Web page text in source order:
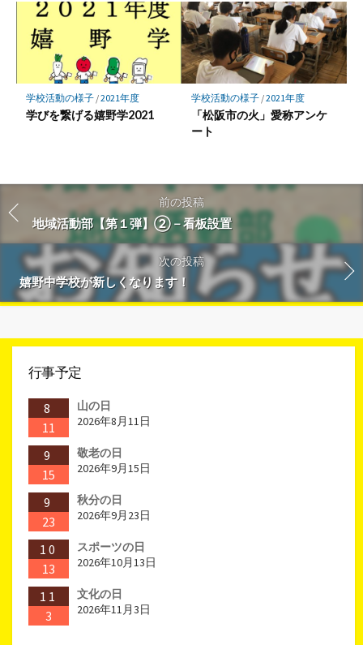
学校活動の様子/2021年度
学びを繋げる嬉野学2021
学校活動の様子/2021年度
「松阪市の火」愛称アンケ
ート
前の投稿
地域活動部【第１弾】②－看板設置
次の投稿
嬉野中学校が新しくなります！
行事予定
8
11
山の日
2026年8月11日
9
15
敬老の日
2026年9月15日
9
23
秋分の日
2026年9月23日
10
13
スポーツの日
2026年10月13日
11
3
文化の日
2026年11月3日